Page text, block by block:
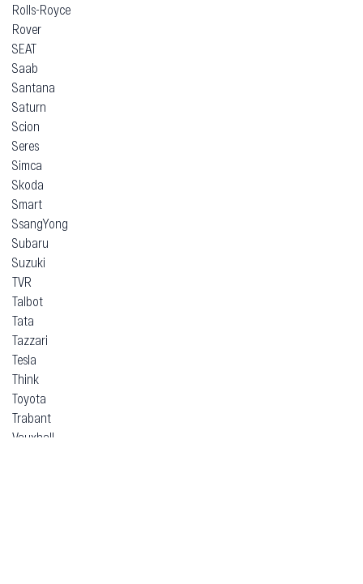
Rolls-Royce
Rover
SEAT
Saab
Santana
Saturn
Scion
Seres
Simca
Skoda
Smart
SsangYong
Subaru
Suzuki
TVR
Talbot
Tata
Tazzari
Tesla
Think
Toyota
Trabant
Vauxhall